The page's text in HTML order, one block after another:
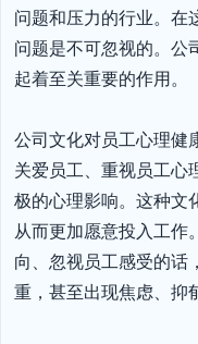
问题和压力的行业。在
问题是不可忽视的。公
起着至关重要的作用。
公司文化对员工心理健
关爱员工、重视员工心
极的心理影响。这种文
从而更加愿意投入工作
向、忽视员工感受的话
重，甚至出现焦虑、抑